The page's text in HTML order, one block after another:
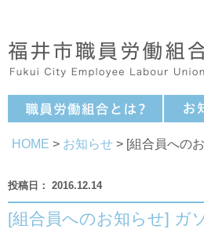
HOME > お知らせ > [組合員への
2016.12.14
[組合員へのお知らせ] ガ